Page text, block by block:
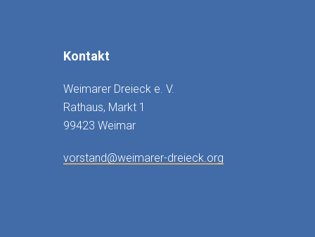
Kontakt
Weimarer Dreieck e. V.
Rathaus, Markt 1
99423 Weimar
vorstand@weimarer-dreieck.org